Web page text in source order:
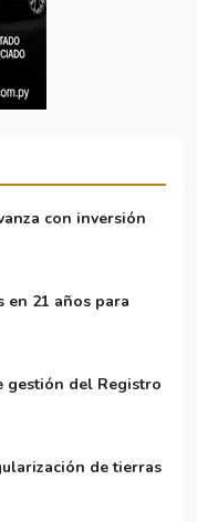
con inversión
en 21 años para
gestión del Registro
de tierras